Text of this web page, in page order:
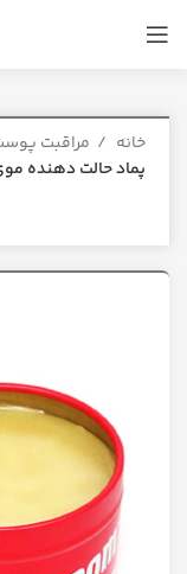
خانه مراقبت
پماد حالت دهنده